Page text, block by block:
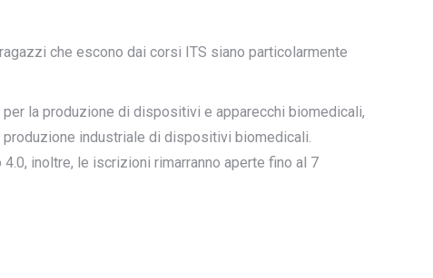
che escono dai corsi ITS siano particolarmente
la produzione di dispositivi e apparecchi biomedicali,
industriale di dispositivi biomedicali.
inoltre, le iscrizioni rimarranno aperte fino al 7